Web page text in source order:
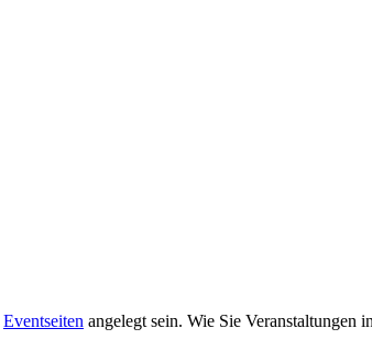
Eventseiten angelegt sein. Wie Sie Veranstaltungen